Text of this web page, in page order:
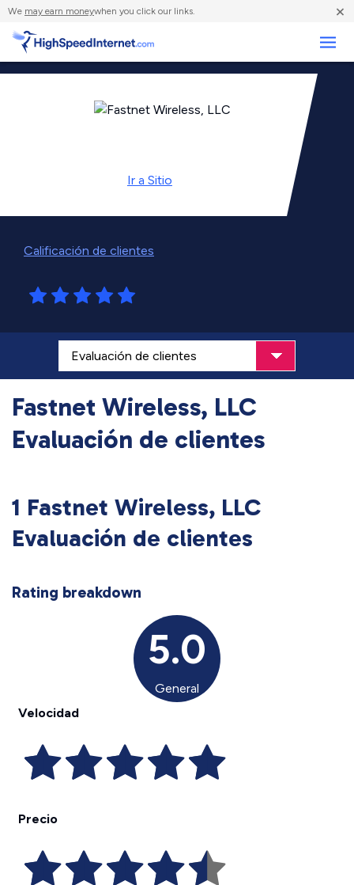
We may earn moneywhen you click our links. ×
Ir a Sitio
Calificación de clientes
Fastnet Wireless, LLC
Evaluación de clientes
1 Fastnet Wireless, LLC
Evaluación de clientes
Rating breakdown
5.0
General
Velocidad
Precio